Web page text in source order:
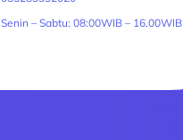
Senin – Sabtu: 08:00WIB – 16.00WIB